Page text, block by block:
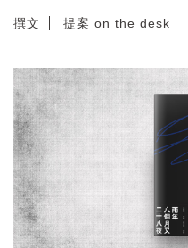
撰文 提案 on the desk